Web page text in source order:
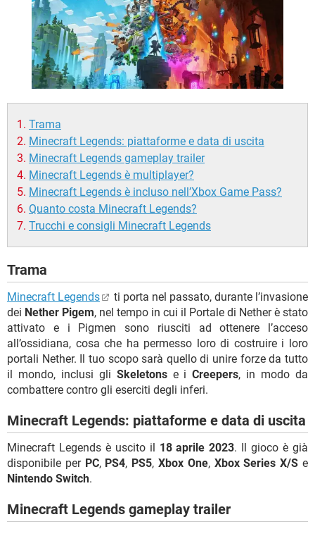
HARDWARE
Trama
Minecraft Legends: piattaforme e data di uscita
Minecraft Legends gameplay trailer
Minecraft Legends è multiplayer?
Minecraft Legends è incluso nell’Xbox Game Pass?
Quanto costa Minecraft Legends?
Trucchi e consigli Minecraft Legends
Trama
Minecraft Legends
ti porta nel passato, durante l’invasione
dei Nether Pigem, nel tempo in cui il Portale di Nether è stato
attivato e i Pigmen sono riusciti ad ottenere l’acceso
all’ossidiana, cosa che ha permesso loro di costruire i loro
portali Nether. Il tuo scopo sarà quello di unire forze da tutto
il mondo, inclusi gli Skeletonse iCreepers, in modo da
combattere contro gli eserciti degli inferi.
Minecraft Legends: piattaforme e data di uscita
Minecraft Legends è uscito il 18 aprile 2023. Il gioco è già
disponibile per PC, PS4, PS5,Xbox One, Xbox Series X/S e
Nintendo Switch.
Minecraft Legends gameplay trailer